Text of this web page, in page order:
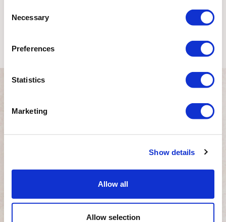
Selection
Necessary
Preferences
Statistics
Marketing
Show details
Allow all
Allow selection
Дни Начала Программы
2026
Ноябрь 2026 :09 ноября 2026